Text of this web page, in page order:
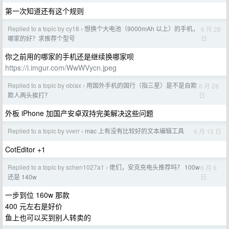
第一次知道还有这个规则
Replied to a topic by cy18 › 想换个大电池（9000mAh 以上）的手机，
哪家的好？求推荐个型号
6 月 28
日
你之前用的哪家的手机还是继续换哪家呗
https://i.imgur.com/WwWVycn.jpeg
Replied to a topic by oblax › 用国外手机的国行（指三星）是不是自欺
欺人两头挨打？
6 月 28
日
外板 iPhone 加国产安卓双持完美解决这些问题
Replied to a topic by vverr › mac 上有没有比较好的文本编辑工具 6 月 15 日
CotEditor +1
Replied to a topic by schen1027a1 › 佬们，安克充电头推荐吗？ 100w
还是 140w
6 月 6
日
一步到位 160w 那款
400 元左右是好价
鱼上也可以买到别人转卖的